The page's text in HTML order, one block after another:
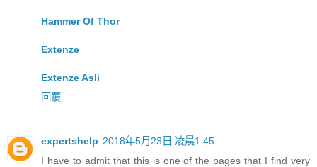
Hammer Of Thor
Extenze
Extenze Asli
回覆
expertshelp 2018年5月23日 凌晨1:45
I have to admit that this is one of the pages that I find very